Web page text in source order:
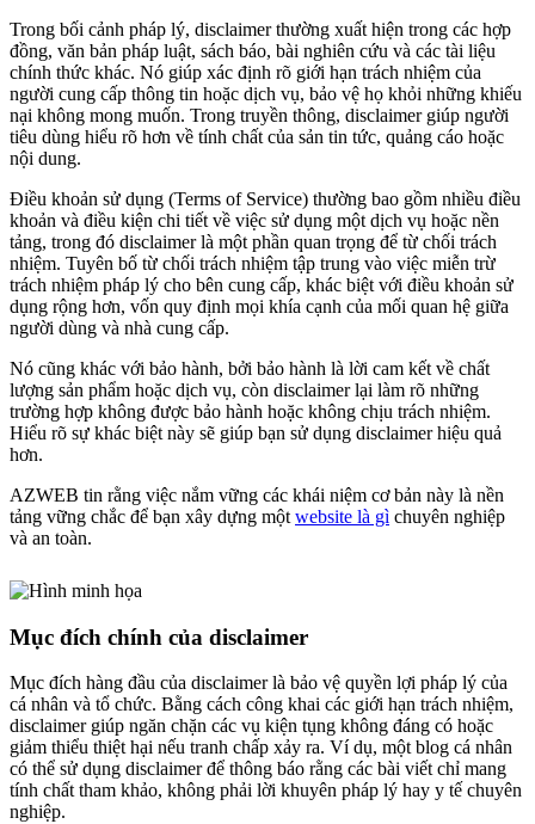
Trong bối cảnh pháp lý, disclaimer thường xuất hiện trong các hợp
đồng, văn bản pháp luật, sách báo, bài nghiên cứu và các tài liệu
chính thức khác. Nó giúp xác định rõ giới hạn trách nhiệm của
người cung cấp thông tin hoặc dịch vụ, bảo vệ họ khỏi những khiếu
nại không mong muốn. Trong truyền thông, disclaimer giúp người
tiêu dùng hiểu rõ hơn về tính chất của sản tin tức, quảng cáo hoặc
nội dung.
Điều khoản sử dụng (Terms of Service) thường bao gồm nhiều điều
khoản và điều kiện chi tiết về việc sử dụng một dịch vụ hoặc nền
tảng, trong đó disclaimer là một phần quan trọng để từ chối trách
nhiệm. Tuyên bố từ chối trách nhiệm tập trung vào việc miễn trừ
trách nhiệm pháp lý cho bên cung cấp, khác biệt với điều khoản sử
dụng rộng hơn, vốn quy định mọi khía cạnh của mối quan hệ giữa
người dùng và nhà cung cấp.
Nó cũng khác với bảo hành, bởi bảo hành là lời cam kết về chất
lượng sản phẩm hoặc dịch vụ, còn disclaimer lại làm rõ những
trường hợp không được bảo hành hoặc không chịu trách nhiệm.
Hiểu rõ sự khác biệt này sẽ giúp bạn sử dụng disclaimer hiệu quả
hơn.
AZWEB tin rằng việc nắm vững các khái niệm cơ bản này là nền
tảng vững chắc để bạn xây dựng một website là gì chuyên nghiệp
và an toàn.
Mục đích chính của disclaimer
Mục đích hàng đầu của disclaimer là bảo vệ quyền lợi pháp lý của
cá nhân và tổ chức. Bằng cách công khai các giới hạn trách nhiệm,
disclaimer giúp ngăn chặn các vụ kiện tụng không đáng có hoặc
giảm thiểu thiệt hại nếu tranh chấp xảy ra. Ví dụ, một blog cá nhân
có thể sử dụng disclaimer để thông báo rằng các bài viết chỉ mang
tính chất tham khảo, không phải lời khuyên pháp lý hay y tế chuyên
nghiệp.